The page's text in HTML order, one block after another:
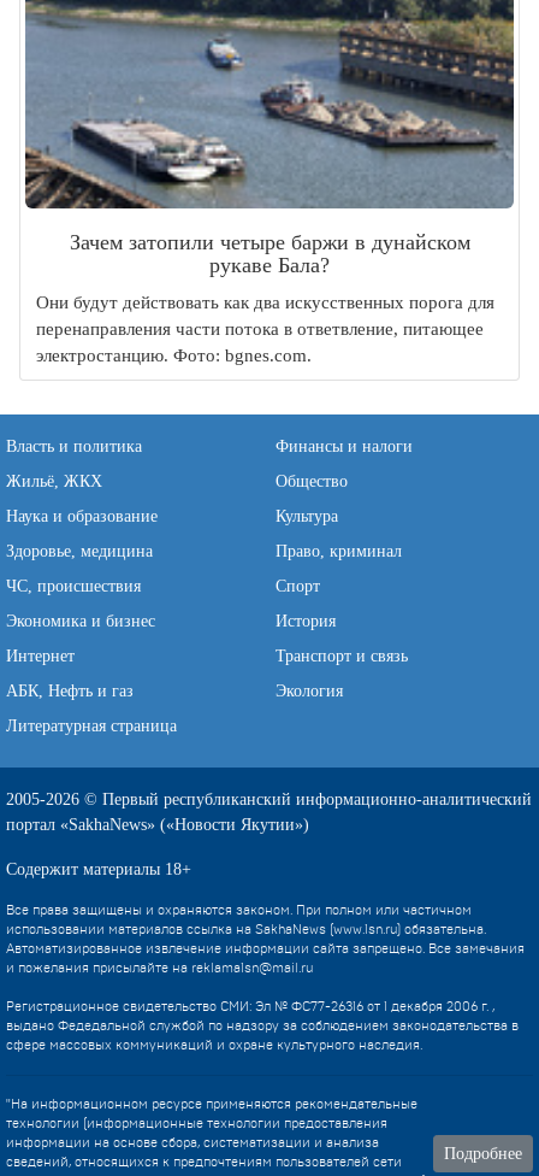
Зачем затопили четыре баржи в дунайском
рукаве Бала?
Они будут действовать как два искусственных порога для
перенаправления части потока в ответвление, питающее
электростанцию. Фото: bgnes.com.
Власть и политика
Финансы и налоги
Жильё, ЖКХ
Общество
Наука и образование
Культура
Здоровье, медицина
Право, криминал
ЧС, происшествия
Спорт
Экономика и бизнес
История
Интернет
Транспорт и связь
АБК, Нефть и газ
Экология
Литературная страница
2005-2026 © Первый республиканский информационно-аналитический
портал «SakhaNews» («Новости Якутии»)
Содержит материалы 18+
Все права защищены и охраняются законом. При полном или частичном
использовании материалов ссылка на SakhaNews (www.1sn.ru) обязательна.
Автоматизированное извлечение информации сайта запрещено. Все замечания
и пожелания присылайте на reklama1sn@mail.ru
Регистрационное свидетельство СМИ: Эл № ФС77-26316 от 1 декабря 2006 г. ,
выдано Федедальной службой по надзору за соблюдением законодательства в
сфере массовых коммуникаций и охране культурного наследия.
"На информационном ресурсе применяются рекомендательные
технологии (информационные технологии предоставления
информации на основе сбора, систематизации и анализа
сведений, относящихся к предпочтениям пользователей сети
Подробнее